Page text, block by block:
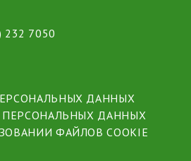
232 7050
ДАННЫХ
ПЕРСОНАЛЬНЫХ ДАННЫХ
ФАЙЛОВ COOKIE